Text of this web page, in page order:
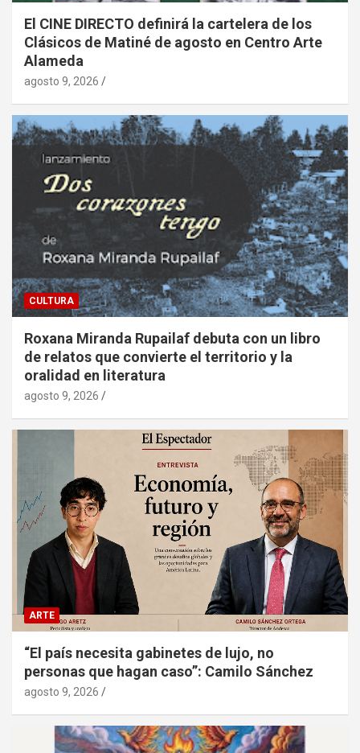
El CINE DIRECTO definirá la cartelera de los
Clásicos de Matiné de agosto en Centro Arte
Alameda
agosto 9, 2026
CULTURA
Roxana Miranda Rupailaf debuta con un libro
de relatos que convierte el territorio y la
oralidad en literatura
agosto 9, 2026
ARTE
“El país necesita gabinetes de lujo, no
personas que hagan caso”: Camilo Sánchez
agosto 9, 2026